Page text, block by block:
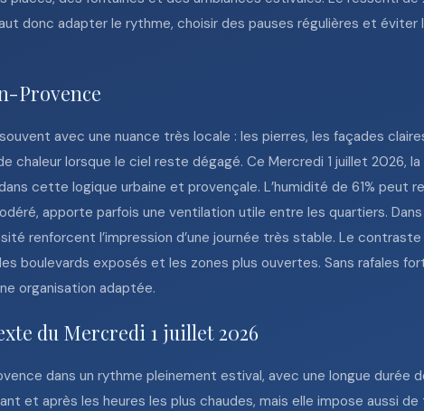
donc adapter le rythme, choisir des pauses régulières et
Provence
avec une nuance très locale : les pierres, les façades
lorsque le ciel reste dégagé. Ce Mercredi 1 juillet 2026,
cette logique urbaine et provençale. L’humidité de 61% peut
apporte parfois une ventilation utile entre les quartiers.
renforcent l’impression d’une journée très stable. Le
boulevards exposés et les zones plus ouvertes. Sans rafales
organisation adaptée.
du Mercredi 1 juillet 2026
dans un rythme pleinement estival, avec une longue durée
et après les heures les plus chaudes, mais elle impose aussi de